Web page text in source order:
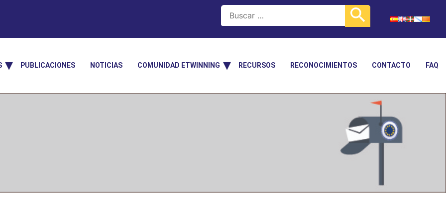
PUBLICACIONES NOTICIAS COMUNIDAD ETWINNING RECURSOS RECONOCIMIENTOS CONTACTO FAQ